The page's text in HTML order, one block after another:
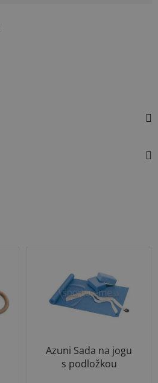
Azuni Sada na jogu
s podložkou